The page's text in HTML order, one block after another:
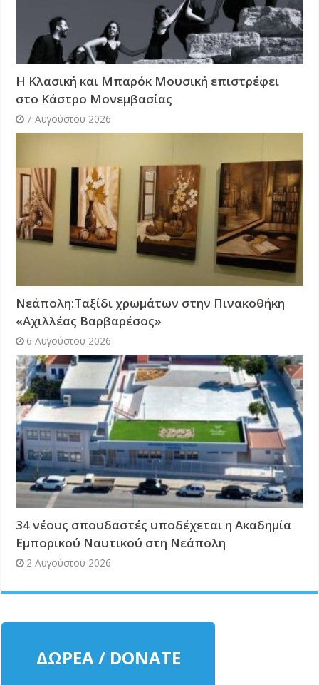
Η Κλασική και Μπαρόκ Μουσική επιστρέφει
στο Κάστρο Μονεμβασίας
7 Αυγούστου 2026
Νεάπολη:Ταξίδι χρωμάτων στην Πινακοθήκη
«Αχιλλέας Βαρβαρέσος»
6 Αυγούστου 2026
34 νέους σπουδαστές υποδέχεται η Ακαδημία
Εμπορικού Ναυτικού στη Νεάπολη
2 Αυγούστου 2026
ΔΩΡΕΑ / DONATE